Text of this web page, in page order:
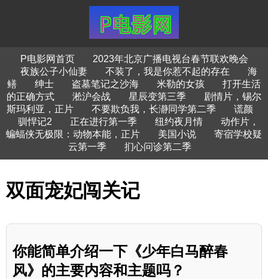
P电影网首页
2023年北京广播电视台春节联欢晚会
夜族公子小仙妻
不装了，我是你惹不起的存在
海
鳝
绅士 盗墓笔记之沙海 米勒的女孩
打开生活
的正确方式
淞沪会战 星辰变第三季
剧情片，锡尔
斯玛利亚，正片
不要欺负我，长瀞同学第二季
谎颜
驯悍记2
正在进行第一季 纽约夜月情
动作片，
蝙蝠侠无极限：动物本能，正片
美国小说
寄宿学校疑
云第一季
扪心问诊第二季
双面宠妃闯关记
你能简单介绍一下《少年白马醉春
风》的主要内容和主题吗？